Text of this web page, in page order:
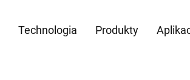
Technologia Produkty